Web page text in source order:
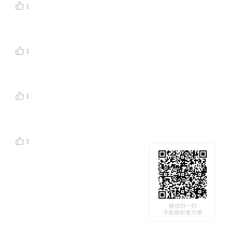
1
1
1
1
微信扫一扫
手机收听更方便